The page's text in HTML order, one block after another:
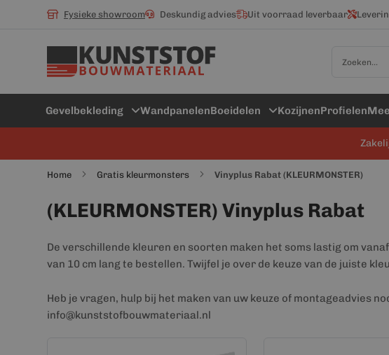
Fysieke showroom Deskundig advies Uit voorraad leverbaar
Gevelbekleding WandpanelenBoeidelen KozijnenProfielen
Home Gratis kleurmonsters Vinyplus Rabat (KLEURMONSTER)
(KLEURMONSTER) Vinyplus Rabat
De verschillende kleuren en soorten maken het soms lastig om
van 10 cm lang te bestellen. Twijfel je over de keuze van de juiste
Heb je vragen, hulp bij het maken van uw keuze of montageadvies
info@kunststofbouwmateriaal.nl